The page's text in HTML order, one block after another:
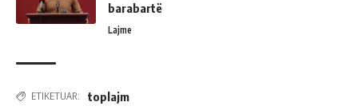
barabartë
Lajme
ETIKETUAR: toplajm